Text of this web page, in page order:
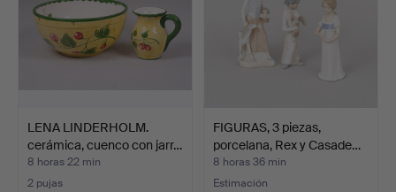
LENA LINDERHOLM.
cerámica, cuenco con jarr…
8 horas 22 min
2 pujas
FIGURAS, 3 piezas,
porcelana, Rex y Casade…
8 horas 36 min
Estimación